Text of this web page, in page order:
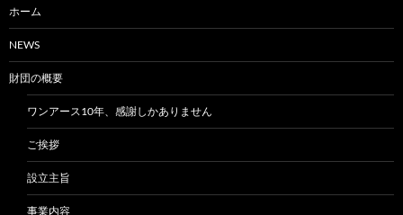
ホーム
NEWS
財団の概要
ワンアース10年、感謝しかありません
ご挨拶
設立主旨
事業内容